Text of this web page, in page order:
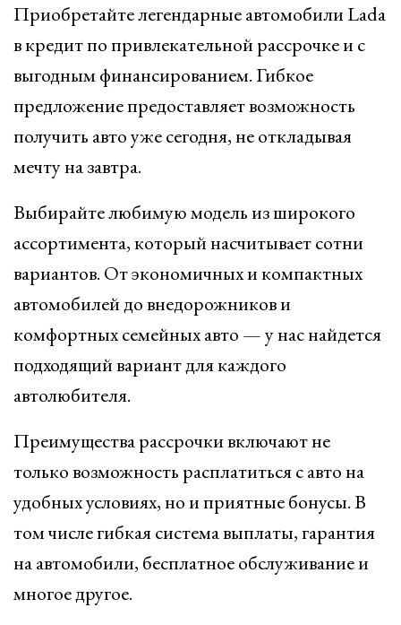
Приобретайте легендарные автомобили Lada
в кредит по привлекательной рассрочке и с
выгодным финансированием. Гибкое
предложение предоставляет возможность
получить авто уже сегодня, не откладывая
мечту на завтра.
Выбирайте любимую модель из широкого
ассортимента, который насчитывает сотни
вариантов. От экономичных и компактных
автомобилей до внедорожников и
комфортных семейных авто — у нас найдется
подходящий вариант для каждого
автолюбителя.
Преимущества рассрочки включают не
только возможность расплатиться с авто на
удобных условиях, но и приятные бонусы. В
том числе гибкая система выплаты, гарантия
на автомобили, бесплатное обслуживание и
многое другое.